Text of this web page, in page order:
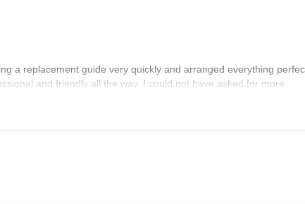
a replacement guide very quickly and arranged everything
and friendly all the way. I could not have asked for more.